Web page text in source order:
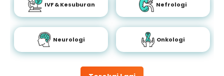
IVF & Kesuburan Nefrologi
Neurologi Onkologi